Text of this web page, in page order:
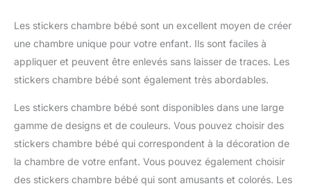
Les stickers chambre bébé sont un excellent moyen de créer
une chambre unique pour votre enfant. Ils sont faciles à
appliquer et peuvent être enlevés sans laisser de traces. Les
stickers chambre bébé sont également très abordables.
Les stickers chambre bébé sont disponibles dans une large
gamme de designs et de couleurs. Vous pouvez choisir des
stickers chambre bébé qui correspondent à la décoration de
la chambre de votre enfant. Vous pouvez également choisir
des stickers chambre bébé qui sont amusants et colorés. Les